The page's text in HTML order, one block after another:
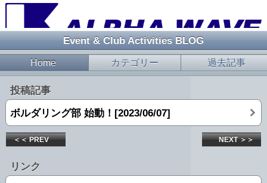
Event & Club Activities BLOG
Home カテゴリー 過去記事
投稿記事
ボルダリング部 始動！[2023/06/07]
＜＜ PREV NEXT ＞＞
リンク